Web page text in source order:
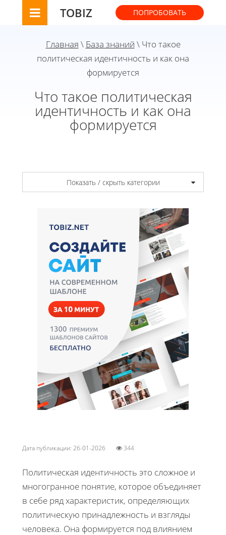
TOBIZ ПОПРОБОВАТЬ
Главная \ База знаний \ Что такое
политическая идентичность и как она
формируется
Что такое политическая
идентичность и как она
формируется
Показать / скрыть категории
Дата публикации: 26-01-2026 344
Политическая идентичность это сложное и
многогранное понятие, которое объединяет
в себе ряд характеристик, определяющих
политическую принадлежность и взгляды
человека. Она формируется под влиянием